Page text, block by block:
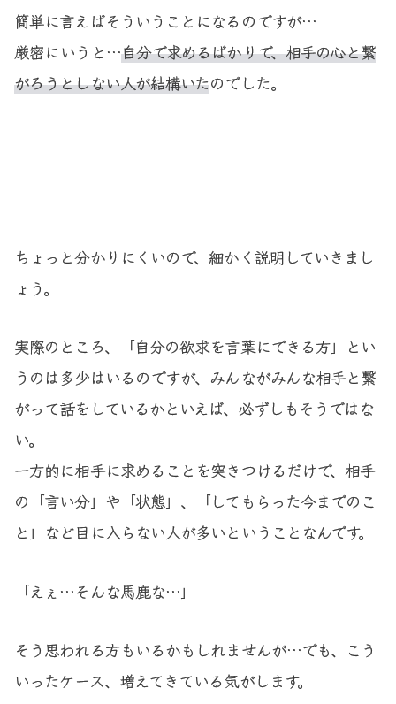
簡単に言えばそういうことになるのですが…
厳密にいうと…自分で求めるばかりで、相手の心と繋
がろうとしない人が結構いたのでした。
ちょっと分かりにくいので、細かく説明していきまし
ょう。
実際のところ、「自分の欲求を言葉にできる方」とい
うのは多少はいるのですが、みんながみんな相手と繋
がって話をしているかといえば、必ずしもそうではな
い。
一方的に相手に求めることを突きつけるだけで、相手
の「言い分」や「状態」、「してもらった今までのこ
と」など目に入らない人が多いということなんです。
「えぇ…そんな馬鹿な…」
そう思われる方もいるかもしれませんが…でも、こう
いったケース、増えてきている気がします。